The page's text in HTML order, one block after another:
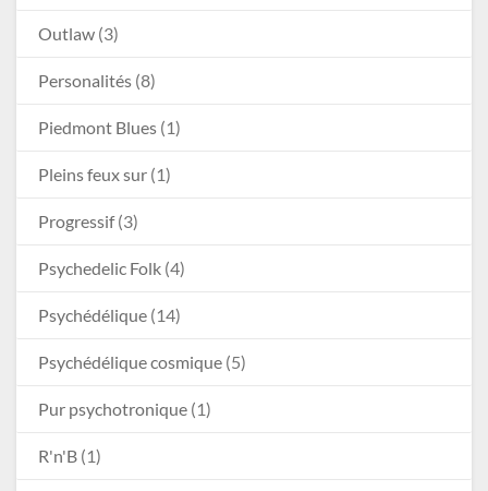
Outlaw (3)
Personalités (8)
Piedmont Blues (1)
Pleins feux sur (1)
Progressif(3)
Psychedelic Folk (4)
Psychédélique (14)
Psychédélique cosmique (5)
Pur psychotronique (1)
R'n'B (1)